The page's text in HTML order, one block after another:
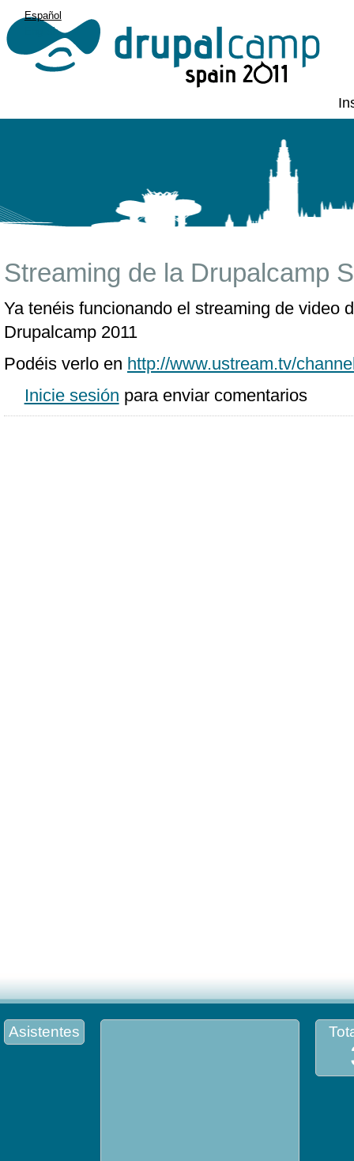
Español
English
Streaming de la Drupalcamp
Ya tenéis funcionando el streaming de video
Drupalcamp 2011
Podéis verlo en http://www.ustream.tv/
Inicie sesión para enviar comentarios
Asistentes